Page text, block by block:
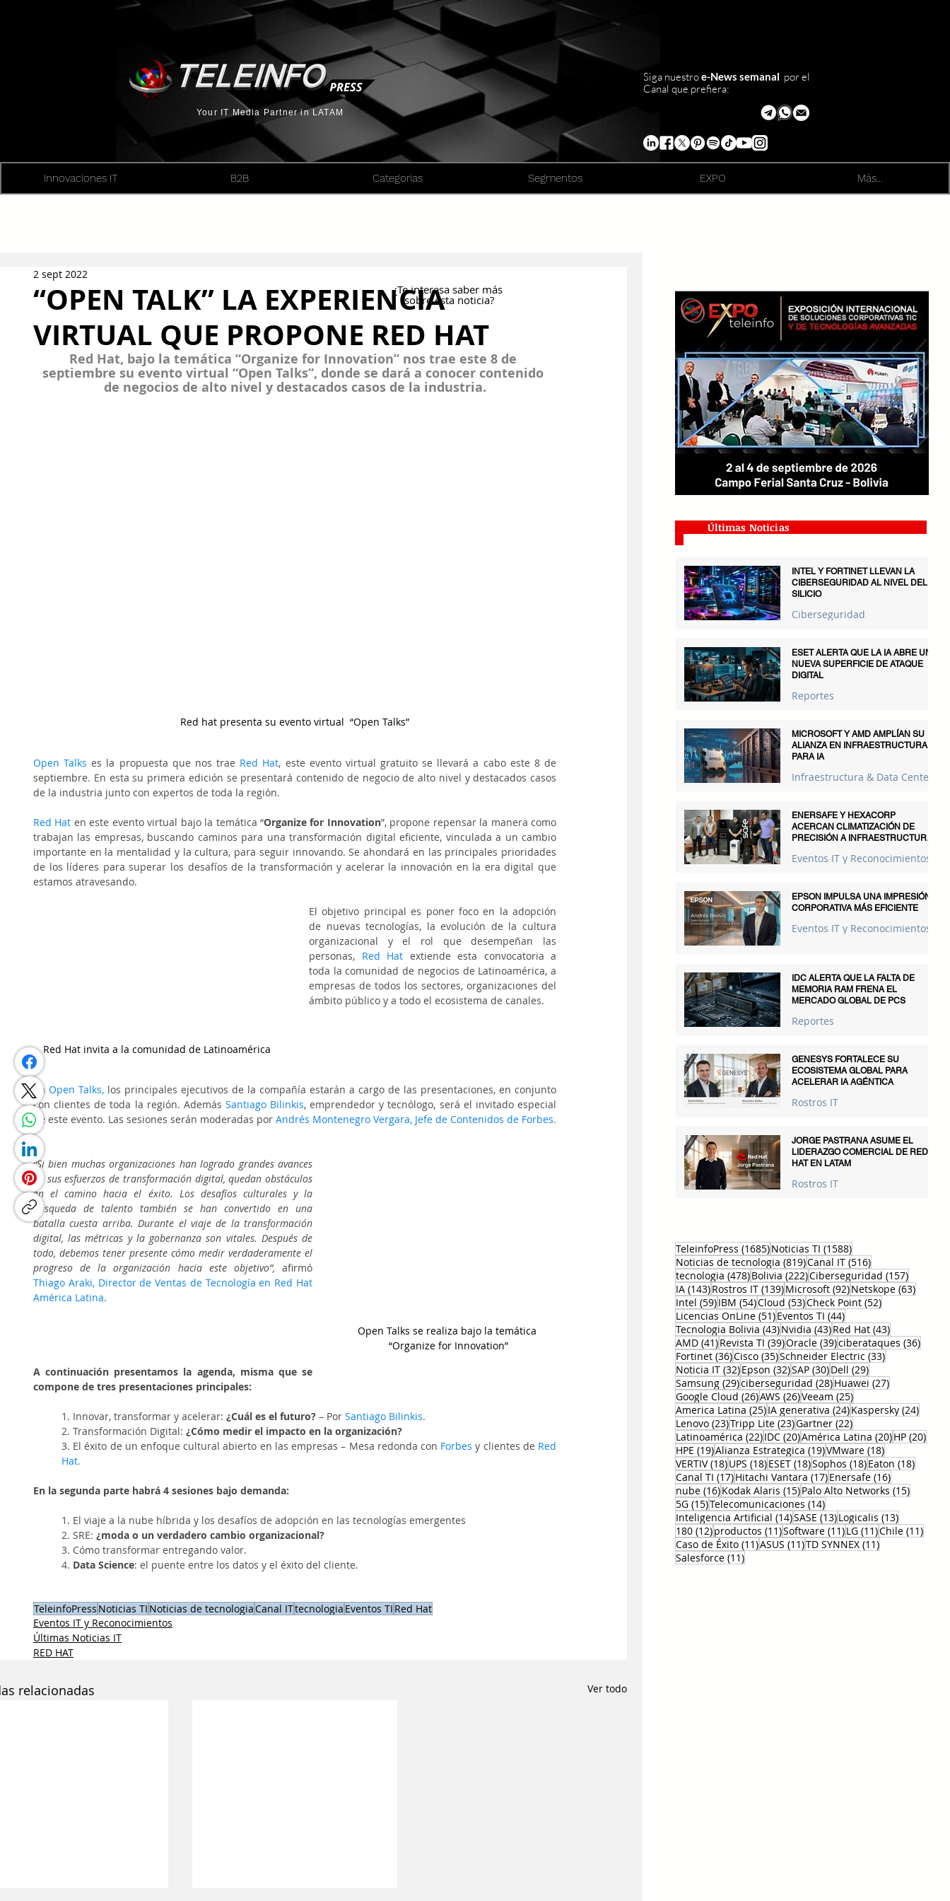
Your IT Media Partner in LATAM
Siga nuestroe-News semanal por el
Canal que prefiera:
Innovaciones IT B2B Categorias Segmentos EXPO Más...
“OPEN TALK” LA EXPERIENCIA
VIRTUAL QUE PROPONE RED HAT
2 sept 2022
Red Hat, bajo la temática “Organize for Innovation” nos trae este 8 de
septiembre su evento virtual “Open Talks”, donde se dará a conocer contenido
de negocios de alto nivel y destacados casos de la industria.
Red hat presenta su evento virtual  “Open Talks”
Open Talks es la propuesta que nos trae Red Hat, este evento virtual gratuito se llevará a cabo este 8 de
septiembre. En esta su primera edición se presentará contenido de negocio de alto nivel y destacados casos
de la industria junto con expertos de toda la región.
Red Hat en este evento virtual bajo la temática “Organize for Innovation”, propone repensar la manera como
trabajan las empresas, buscando caminos para una transformación digital eficiente, vinculada a un cambio
importante en la mentalidad y la cultura, para seguir innovando. Se ahondará en las principales prioridades
de los líderes para superar los desafíos de la transformación y acelerar la innovación en la era digital que
estamos atravesando.
Red Hat invita a la comunidad de Latinoamérica
El objetivo principal es poner foco en la adopción
de nuevas tecnologías, la evolución de la cultura
organizacional y el rol que desempeñan las
personas, Red Hat extiende esta convocatoria a
toda la comunidad de negocios de Latinoamérica, a
empresas de todos los sectores, organizaciones del
ámbito público y a todo el ecosistema de canales.
En Open Talks, los principales ejecutivos de la compañía estarán a cargo de las presentaciones, en conjunto
con clientes de toda la región. Además Santiago Bilinkis, emprendedor y tecnólogo, será el invitado especial
de este evento. Las sesiones serán moderadas por Andrés Montenegro Vergara, Jefe de Contenidos de Forbes.
Open Talks se realiza bajo la temática
“Organize for Innovation”
“Si bien muchas organizaciones han logrado grandes avances
en sus esfuerzos de transformación digital, quedan obstáculos
en el camino hacia el éxito. Los desafíos culturales y la
búsqueda de talento también se han convertido en una
batalla cuesta arriba. Durante el viaje de la transformación
digital, las métricas y la gobernanza son vitales. Después de
todo, debemos tener presente cómo medir verdaderamente el
progreso de la organización hacia este objetivo”,
Thiago Araki, Director de Ventas de Tecnología en Red Hat
América Latina.
A continuación presentamos la agenda, misma que se
compone de tres presentaciones principales:
1. Innovar, transformar y acelerar: ¿Cuál es el futuro? – Por Santiago Bilinkis.
2. Transformación Digital: ¿Cómo medir el impacto en la organización?
3. El éxito de un enfoque cultural abierto en las empresas – Mesa redonda con Forbes y clientes de Red
Hat.
En la segunda parte habrá 4 sesiones bajo demanda:
1. El viaje a la nube híbrida y los desafíos de adopción en las tecnologías emergentes
2. SRE: ¿moda o un verdadero cambio organizacional?
3. Cómo transformar entregando valor.
4. Data Science: el puente entre los datos y el éxito del cliente.
TeleinfoPress Noticias TI Noticias de tecnologiaCanal ITtecnologia Eventos TI Red Hat
Eventos IT y Reconocimientos
Últimas Noticias IT
RED HAT
relacionadas Ver todo
¿Te interesa saber más
sobre esta noticia?
Últimas Noticias
INTEL Y FORTINET LLEVAN LA
CIBERSEGURIDAD AL NIVEL DEL
SILICIO
Ciberseguridad
ESET ALERTA QUE LA IA ABRE UNA
NUEVA SUPERFICIE DE ATAQUE
DIGITAL
Reportes
MICROSOFT Y AMD AMPLÍAN SU
ALIANZA EN INFRAESTRUCTURA
PARA IA
Infraestructura & Data Centers
ENERSAFE Y HEXACORP
ACERCAN CLIMATIZACIÓN DE
PRECISIÓN A INFRAESTRUCTURAS
Eventos IT y Reconocimientos
EPSON IMPULSA UNA IMPRESIÓN
CORPORATIVA MÁS EFICIENTE
Eventos IT y Reconocimientos
IDC ALERTA QUE LA FALTA DE
MEMORIA RAM FRENA EL
MERCADO GLOBAL DE PCS
Reportes
GENESYS FORTALECE SU
ECOSISTEMA GLOBAL PARA
ACELERAR IA AGÉNTICA
Rostros IT
JORGE PASTRANA ASUME EL
LIDERAZGO COMERCIAL DE RED
HAT EN LATAM
Rostros IT
TeleinfoPress (1685)1685 entradas
Noticias TI (1588)1588 entradas
Noticias de tecnologia (819)819 entradas
Canal IT (516)516 entradas
tecnologia (478)478 entradas
Bolivia (222)222 entradas
Ciberseguridad (157)157
IA (143)143 entradas
Rostros IT (139)139 entradas
Microsoft (92)92 entradas
Netskope (63)63
Intel (59)59 entradas
IBM (54)54 entradas
Cloud (53)53 entradas
Check Point (52)52 entradas
Licencias OnLine (51)51 entradas
Eventos TI (44)44 entradas
Tecnologia Bolivia (43)43 entradas
Nvidia (43)43 entradas
Red Hat (43)43 entradas
AMD (41)41 entradas
Revista TI (39)39 entradas
Oracle (39)39 entradas
ciberataques (36)36
Fortinet (36)36 entradas
Cisco (35)35 entradas
Schneider Electric (33)33 entradas
Noticia IT (32)32 entradas
Epson (32)32 entradas
SAP (30)30 entradas
Dell (29)29 entradas
Samsung (29)29 entradas
ciberseguridad (28)28 entradas
Huawei (27)27 entradas
Google Cloud (26)26 entradas
AWS (26)26 entradas
Veeam (25)25 entradas
America Latina (25)25 entradas
IA generativa (24)24 entradas
Kaspersky (24)24
Lenovo (23)23 entradas
Tripp Lite (23)23 entradas
Gartner (22)22 entradas
Latinoamérica (22)22 entradas
IDC (20)20 entradas
América Latina (20)20 entradas
HP (20)20
HPE (19)19 entradas
Alianza Estrategica (19)19 entradas
VMware (18)18 entradas
VERTIV (18)18 entradas
UPS (18)18 entradas
ESET (18)18 entradas
Sophos (18)18 entradas
Eaton (18)18
Canal TI (17)17 entradas
Hitachi Vantara (17)17 entradas
Enersafe (16)16 entradas
nube (16)16 entradas
Kodak Alaris (15)15 entradas
Palo Alto Networks (15)15
5G (15)15 entradas
Telecomunicaciones (14)14 entradas
Inteligencia Artificial (14)14 entradas
SASE (13)13 entradas
Logicalis (13)13
180 (12)12 entradas
productos (11)11 entradas
Software (11)11 entradas
LG (11)11 entradas
Chile (11)11
Caso de Éxito (11)11 entradas
ASUS (11)11 entradas
TD SYNNEX (11)11 entradas
Salesforce (11)11 entradas